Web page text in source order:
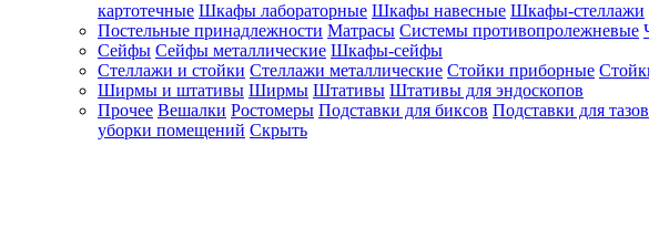
картотечные Шкафы лабораторные Шкафы навесные Шкафы-стеллажи
Постельные принадлежности Матрасы Системы противопролежневые
Сейфы Сейфы металлические Шкафы-сейфы
Стеллажи и стойки Стеллажи металлические Стойки приборные
Ширмы и штативы Ширмы Штативы Штативы для эндоскопов
Прочее Вешалки Ростомеры Подставки для биксов Подставки для тазов
уборки помещений Скрыть